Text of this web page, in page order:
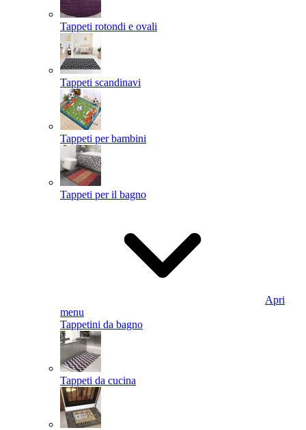
Tappeti rotondi e ovali
Tappeti scandinavi
Tappeti per bambini
Tappeti per il bagno
Apri
menu
Tappetini da bagno
Tappeti da cucina